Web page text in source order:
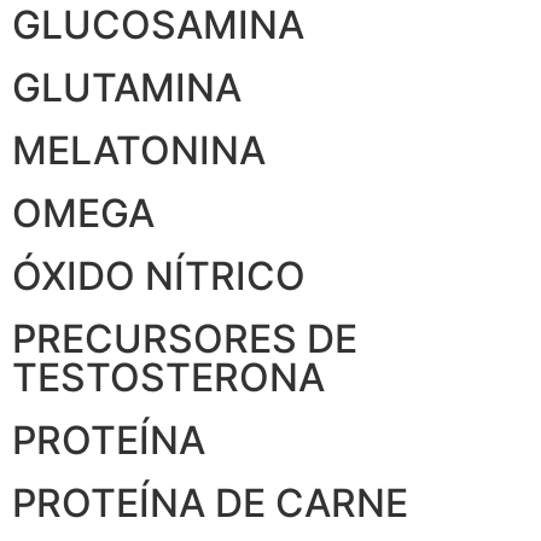
GLUCOSAMINA
GLUTAMINA
MELATONINA
OMEGA
ÓXIDO NÍTRICO
PRECURSORES DE
TESTOSTERONA
PROTEÍNA
PROTEÍNA DE CARNE